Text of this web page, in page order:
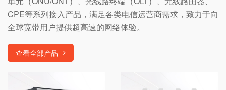
CPE等系列接入产品，满足各类电信运营商需求，致力于向
全球宽带用户提供超高速的网络体验。
查看全部产品